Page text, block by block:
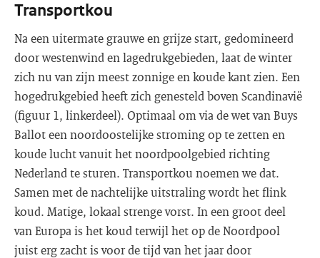
Transportkou
Na een uitermate grauwe en grijze start, gedomineerd
door westenwind en lagedrukgebieden, laat de winter
zich nu van zijn meest zonnige en koude kant zien. Een
hogedrukgebied heeft zich genesteld boven Scandinavië
(figuur 1, linkerdeel). Optimaal om via de wet van Buys
Ballot een noordoostelijke stroming op te zetten en
koude lucht vanuit het noordpoolgebied richting
Nederland te sturen. Transportkou noemen we dat.
Samen met de nachtelijke uitstraling wordt het flink
koud. Matige, lokaal strenge vorst. In een groot deel
van Europa is het koud terwijl het op de Noordpool
juist erg zacht is voor de tijd van het jaar door